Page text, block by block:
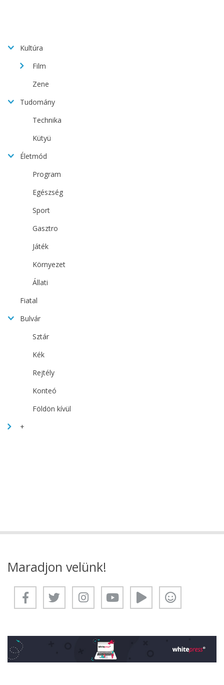
Kultúra
Film
Zene
Tudomány
Technika
Kütyü
Életmód
Program
Egészség
Sport
Gasztro
Játék
Környezet
Állati
Fiatal
Bulvár
Sztár
Kék
Rejtély
Konteó
Földön kívül
+
Maradjon velünk!